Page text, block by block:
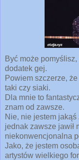
Być może
dodatek gej.
Powiem szczerze,
taki czy siaki.
Dla mnie to
znam od zawsze.
Nie, nie jestem jakąś
jednak zawsze jawił
niekonwencjonalna
Jako, że jestem
artystów wielkiego